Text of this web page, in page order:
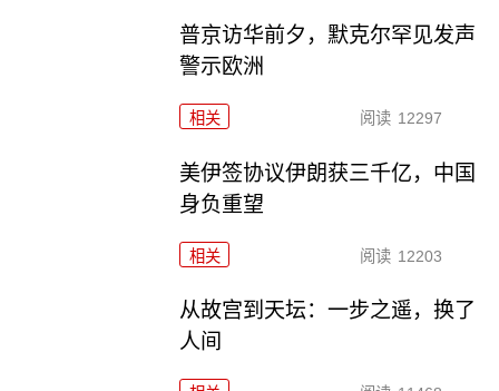
普京访华前夕，默克尔罕见发声
警示欧洲
相关 阅读 12297
美伊签协议伊朗获三千亿，中国
身负重望
相关 阅读 12203
从故宫到天坛：一步之遥，换了
人间